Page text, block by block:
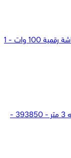
كابل شحن سريع مفناطيسى بتقنية PD مع شاشة رقمية 100 وات - 1
مانهاتن كابل من A Male الي A Female طوله 3 متر - 393850 -